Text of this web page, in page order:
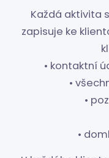
Každá aktivita
zapisuje ke
• kontaktní
•
•
•